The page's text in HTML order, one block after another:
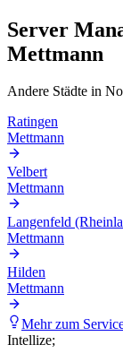
Server
Mettmann
Andere Städte in
Ratingen
Mettmann
Velbert
Mettmann
Langenfeld
Mettmann
Hilden
Mettmann
Mehr zum
Intellize;